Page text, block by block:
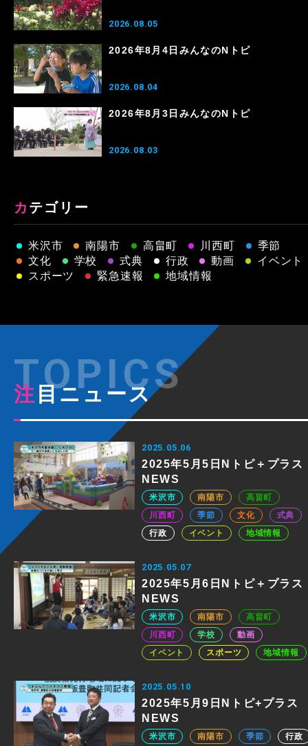
2026.08.05
2026年8月4日みんなのNトピ
2026.08.04
2026年8月3日みんなのNトピ
2026.08.03
カテゴリー
米沢市 南陽市 高畠町 川西町
季節
文化
学校 式典 行政 動画
イベント
スポーツ
緊急速報 地域情報
注目ニュース
2025.05.06
2025年5月5日Nトピ＋プラス
NEWS
米沢市 南陽市
高畠町
川西町
季節 文化
式典
行政
イベント 地域情報
2025.05.07
2025年5月6日Nトピ＋プラス
NEWS
米沢市 南陽市
高畠町
川西町
学校
動画
イベント
スポーツ 地域情報
2025.05.10
2025年5月9日Nトピ+プラス
NEWS
米沢市 南陽市 季節 行政